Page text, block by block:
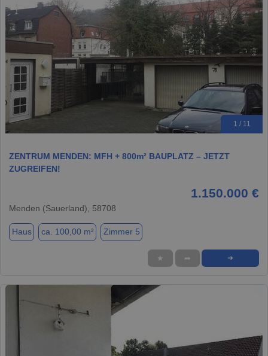
1 / 11
ZENTRUM MENDEN: MFH + 800m² BAUPLATZ – JETZT
ZUGREIFEN!
1.150.000 €
Menden (Sauerland), 58708
Haus ca. 100,00 m² Zimmer 5
★ ➦ ➜